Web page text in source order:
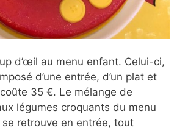
d’œil au menu enfant. Celui-ci,
d’une entrée, d’un plat et
35 €. Le mélange de
légumes croquants du menu
se retrouve en entrée, tout